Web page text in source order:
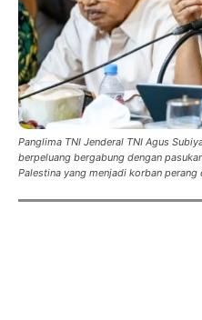
Panglima TNI Jenderal TNI Agus
berpeluang bergabung dengan
Palestina yang menjadi korban perang